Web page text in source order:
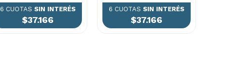
6 CUOTAS SIN INTERÉS
$37.166
6 CUOTAS SIN INTERÉS
$37.166